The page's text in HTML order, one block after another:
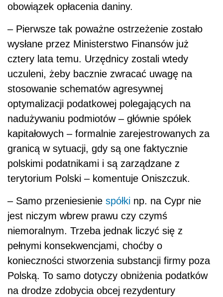
obowiązek opłacenia daniny.
– Pierwsze tak poważne ostrzeżenie zostało
wysłane przez Ministerstwo Finansów już
cztery lata temu. Urzędnicy zostali wtedy
uczuleni, żeby bacznie zwracać uwagę na
stosowanie schematów agresywnej
optymalizacji podatkowej polegających na
nadużywaniu podmiotów – głównie spółek
kapitałowych – formalnie zarejestrowanych za
granicą w sytuacji, gdy są one faktycznie
polskimi podatnikami i są zarządzane z
terytorium Polski – komentuje Oniszczuk.
– Samo przeniesienie spółki np. na Cypr nie
jest niczym wbrew prawu czy czymś
niemoralnym. Trzeba jednak liczyć się z
pełnymi konsekwencjami, choćby o
konieczności stworzenia substancji firmy poza
Polską. To samo dotyczy obniżenia podatków
na drodze zdobycia obcej rezydentury